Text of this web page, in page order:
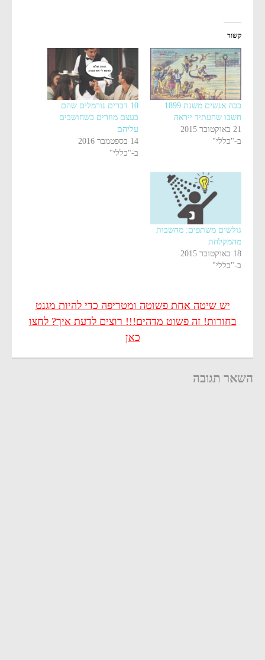
קשור
ככה אנשים משנת 1899
חשבו שהעתיד ייראה
21 באוקטובר 2015
ב-"כללי"
10 דברים נורמלים שהם
בעצם מוזרים כשחושבים
עליהם
14 בספטמבר 2016
ב-"כללי"
גולשים משתפים: מחשבות
מהמקלחת
18 באוקטובר 2015
ב-"כללי"
יש שיטה אחת פשוטה ומטריפה כדי להיות מגנט
בחורות! זה פשוט מדהים!!! רוצים לדעת איך? לחצו
כאן
השאר תגובה